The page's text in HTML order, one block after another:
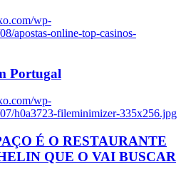
wp-
apostas-online-top-casinos-
Portugal
wp-
h0a3723-fileminimizer-335x256.jpg
É O RESTAURANTE
QUE O VAI BUSCAR